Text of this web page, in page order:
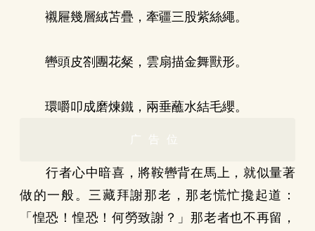
襯屜幾層絨苫疊，牽疆三股紫絲繩。
轡頭皮劄團花粲，雲扇描金舞獸形。
環嚼叩成磨煉鐵，兩垂蘸水結毛纓。
广告位
行者心中暗喜，將鞍轡背在馬上，就似量著
做的一般。三藏拜謝那老，那老慌忙攙起道：
「惶恐！惶恐！何勞致謝？」那老者也不再留，